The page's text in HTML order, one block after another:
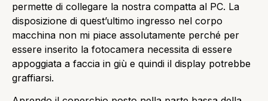
permette di collegare la nostra compatta al PC. La
disposizione di quest’ultimo ingresso nel corpo
macchina non mi piace assolutamente perché per
essere inserito la fotocamera necessita di essere
appoggiata a faccia in giù e quindi il display potrebbe
graffiarsi.